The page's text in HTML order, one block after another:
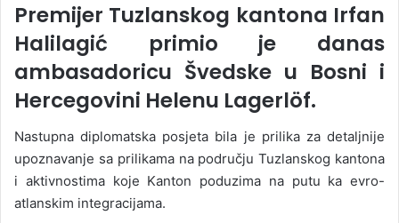
Premijer Tuzlanskog kantona Irfan
Halilagić primio je danas
ambasadoricu Švedske u Bosni i
Hercegovini Helenu Lagerlöf.
Nastupna diplomatska posjeta bila je prilika za detaljnije
upoznavanje sa prilikama na području Tuzlanskog kantona
i aktivnostima koje Kanton poduzima na putu ka evro-
atlanskim integracijama.